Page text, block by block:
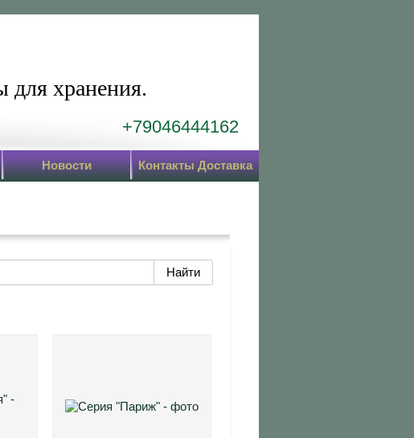
для хранения.
+79046444162
Новости Контакты Доставка